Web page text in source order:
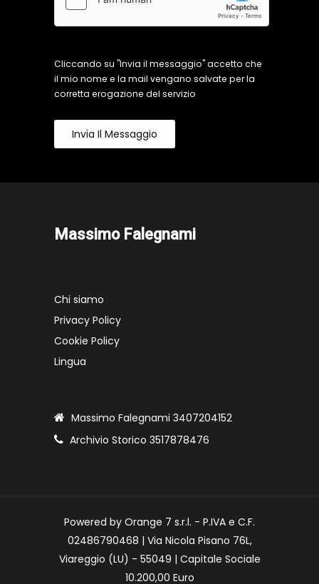
Cliccando su "Invia il messaggio" accetto che
il mio nome e la mail vengano salvate per la
corretta erogazione del servizio
Invia Il Messaggio
Massimo Falegnami
Chi siamo
Privacy Policy
Cookie Policy
Lingua
Massimo Falegnami 3407204152
Archivio Storico 3517878476
Powered by Orange 7 s.r.l. - P.IVA e C.F.
02486790468 | Via Nicola Pisano 76L,
Viareggio (LU) - 55049 | Capitale Sociale
10.200,00 Euro